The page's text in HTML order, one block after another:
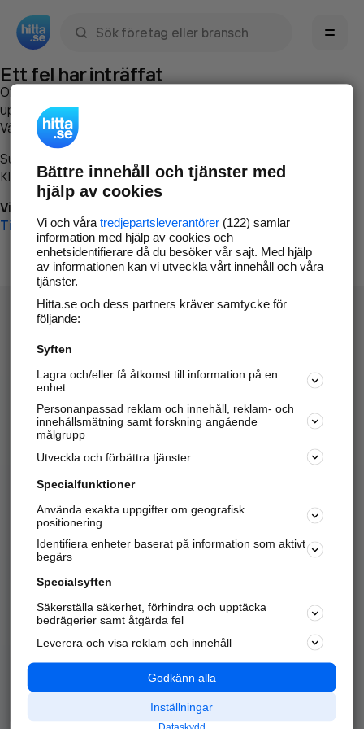
Ett fel har inträffat
Om du vill kan du
uppstod så att vi lättare och snabbare kan avhjälpa det.
Vänligen försök med följande:
Surfa till
Klicka påTillbaka-knappen i webbläsaren och försök igen
Vi beklagar besväret!
Till startsidan
Hitta.se - Gratis nummerupplysning.
Sök företag, personer och platser.
Hitta telefonnummer, adresser, företagsinfo mm.
Marknadsför företaget
Kom igång och annonsera mot
samarbetspartners nära dig.
Alla kategorier
Populära sökningar
API & Kartor
Annonsera
Integritet
Nödnummer
Bättre innehåll och tjänster med
hjälp av cookies
Vi och våra tredjepartsleverantörer(122) samlar
information med hjälp av cookies och
enhetsidentifierare då du besöker vår sajt. Med hjälp
av informationen kan vi utveckla vårt innehåll och våra
tjänster.
Hitta.se och dess partners kräver samtycke för
följande:
Syften
Lagra och/eller få åtkomst till information på en
enhet
Personanpassad reklam och innehåll, reklam- och
innehållsmätning samt forskning angående
målgrupp
Utveckla och förbättra tjänster
Specialfunktioner
Använda exakta uppgifter om geografisk
positionering
Identifiera enheter baserat på information som aktivt
begärs
Specialsyften
Säkerställa säkerhet, förhindra och upptäcka
bedrägerier samt åtgärda fel
Leverera och visa reklam och innehåll
Godkänn alla
Inställningar
Dataskydd